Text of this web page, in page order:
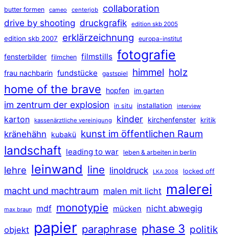
butter formen cameo centerjob collaboration
drive by shooting druckgrafik edition skb 2005
edition skb 2007 erklärzeichnung europa-institut
fensterbilder filmchen filmstills fotografie
frau nachbarin fundstücke gastspiel himmel holz
home of the brave hopfen im garten
im zentrum der explosion in situ installation interview
karton kassenärztliche vereinigung kinder kirchenfenster kritik
kränehähn kubakü kunst im öffentlichen Raum
landschaft leading to war leben & arbeiten in berlin
lehre leinwand line linoldruck LKA 2008 locked off
macht und machtraum malen mit licht malerei
max braun mdf monotypie mücken nicht abwegig
objekt papier paraphrase phase 3 politik